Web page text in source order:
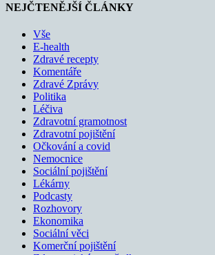
NEJČTENĚJŠÍ ČLÁNKY
Vše
E-health
Zdravé recepty
Komentáře
Zdravé Zprávy
Politika
Léčiva
Zdravotní gramotnost
Zdravotní pojištění
Očkování a covid
Nemocnice
Sociální pojištění
Lékárny
Podcasty
Rozhovory
Ekonomika
Sociální věci
Komerční pojištění